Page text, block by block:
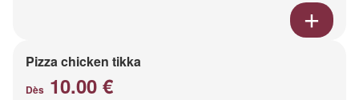
Pizza chicken tikka
Dès 10.00 €